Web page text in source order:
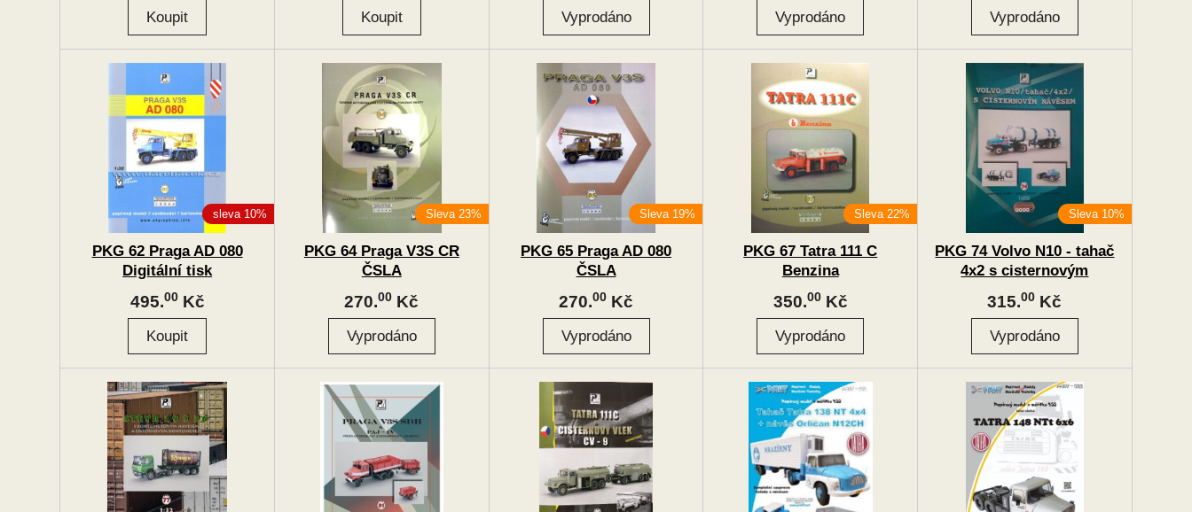
sleva 10%
PKG 62 Praga AD 080
Digitální tisk
495.00Kč
Sleva 23%
PKG 64 Praga V3S CR
ČSLA
270.00 Kč
Sleva 19%
PKG 65 Praga AD 080
ČSLA
270.00 Kč
Sleva 22%
PKG 67 Tatra 111 C
Benzina
350.00Kč
Sleva 10%
PKG 74 Volvo N10 - tahač
4x2 s cisternovým
návěsem
315.00 Kč